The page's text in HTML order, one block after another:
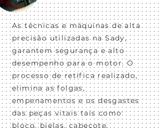
As técnicas e máquinas de alta
precisão utilizadas na Sady,
garantem segurança e alto
desempenho para o motor. O
processo de retífica realizado,
elimina as folgas,
empenamentos e os desgastes
das peças vitais tais como:
bloco, bielas, cabeçote,